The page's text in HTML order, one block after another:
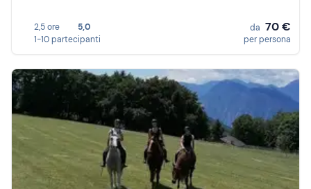
2,5 ore
5,0
1-10 partecipanti
da 70 €
per persona